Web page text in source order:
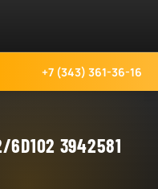
+7 (343) 361-36-16
3942581